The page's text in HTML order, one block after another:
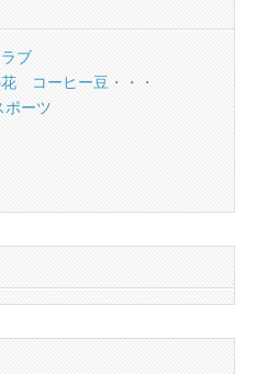
ブ
コーヒー豆・・・
ポーツ